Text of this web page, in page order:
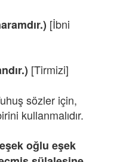
[İbni
[Tirmizi]
sözler için,
kullanmalıdır.
oğlu eşek